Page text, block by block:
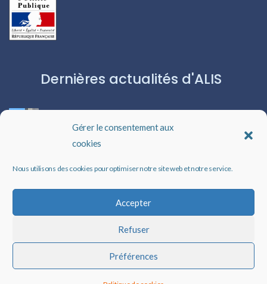
Gérer le consentement aux
cookies
Nous utilisons des cookies pour optimiser notre site web et notre service.
Accepter
Refuser
Préférences
Dernières actualités d'ALIS
Les livres audio : une porte ouverte sur l’évasion